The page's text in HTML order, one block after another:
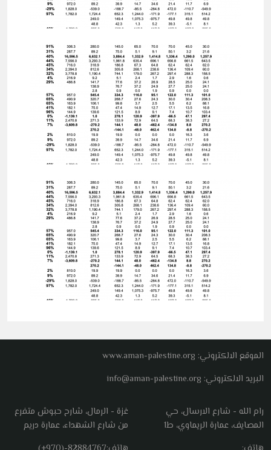
الموقع الالكتروني: www.aman-palestine.org
البريد الالكتروني: info@aman-palestine.org
رام الله - شارع الارسال، حي
المصايف، عمارة الريماوي، ط1
غزة - الرمال، شارح حبوش متفرع
من شارع الشهداء، عمارة دريم